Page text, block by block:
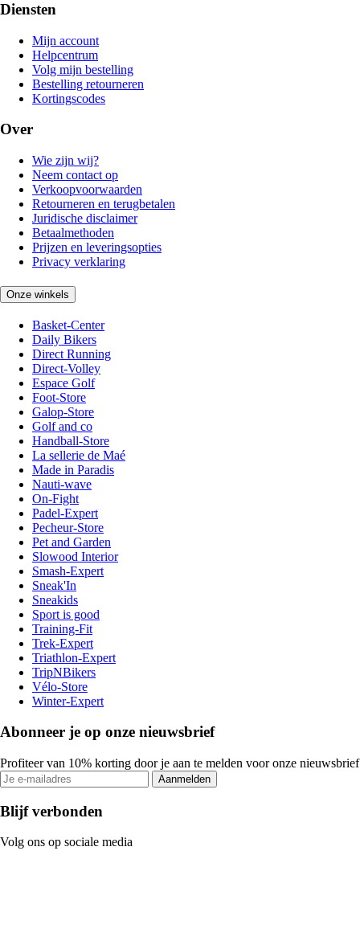
Diensten
Mijn account
Helpcentrum
Volg mijn bestelling
Bestelling retourneren
Kortingscodes
Over
Wie zijn wij?
Neem contact op
Verkoopvoorwaarden
Retourneren en terugbetalen
Juridische disclaimer
Betaalmethoden
Prijzen en leveringsopties
Privacy verklaring
Onze winkels
Basket-Center
Daily Bikers
Direct Running
Direct-Volley
Espace Golf
Foot-Store
Galop-Store
Golf and co
Handball-Store
La sellerie de Maé
Made in Paradis
Nauti-wave
On-Fight
Padel-Expert
Pecheur-Store
Pet and Garden
Slowood Interior
Smash-Expert
Sneak'In
Sneakids
Sport is good
Training-Fit
Trek-Expert
Triathlon-Expert
TripNBikers
Vélo-Store
Winter-Expert
Abonneer je op onze nieuwsbrief
Profiteer van 10% korting door je aan te melden voor onze nieuwsbrief
Aanmelden
Blijf verbonden
Volg ons op sociale media